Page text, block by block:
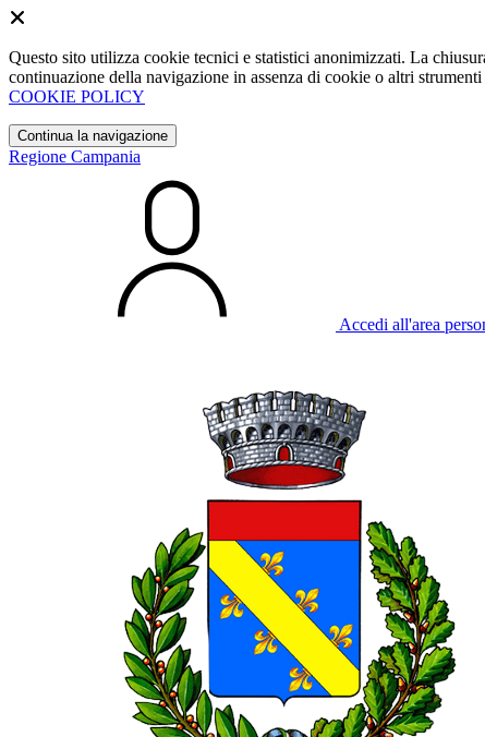
Questo sito utilizza cookie tecnici e statistici anonimizzati. La
continuazione della navigazione in assenza di cookie o altri
COOKIE POLICY
Continua la navigazione
Regione Campania
Accedi all'area